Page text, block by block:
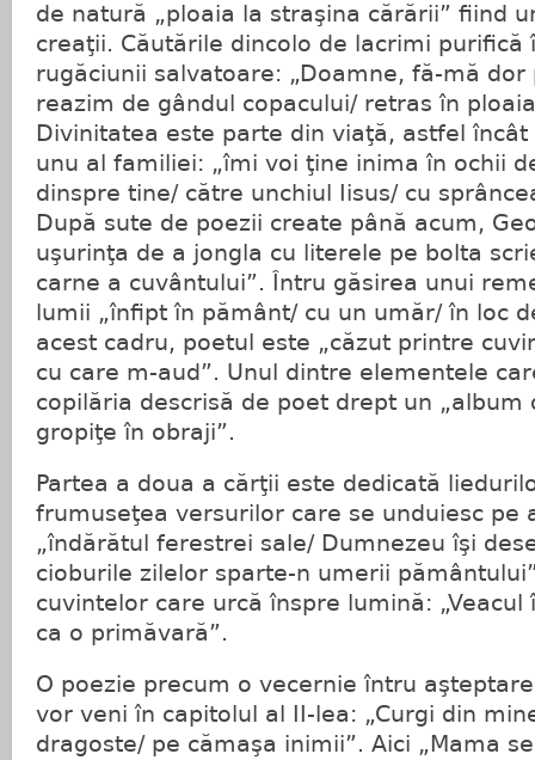
de natură „ploaia la straşina cărării” fiind
creaţii. Căutările dincolo de lacrimi purifică
rugăciunii salvatoare: „Doamne, fă-mă
reazim de gândul copacului/ retras în
Divinitatea este parte din viaţă, astfel
unu al familiei: „îmi voi ţine inima în ochii
dinspre tine/ către unchiul Iisus/ cu
După sute de poezii create până acum,
uşurinţa de a jongla cu literele pe bolta
carne a cuvântului”. Întru găsirea unui
lumii „înfipt în pământ/ cu un umăr/ în loc
acest cadru, poetul este „căzut printre
cu care m-aud”. Unul dintre elementele
copilăria descrisă de poet drept un
gropiţe în obraji”.
Partea a doua a cărţii este dedicată
frumuseţea versurilor care se unduiesc pe
„îndărătul ferestrei sale/ Dumnezeu îşi
cioburile zilelor sparte-n umerii
cuvintelor care urcă înspre lumină:
ca o primăvară”.
O poezie precum o vecernie întru
vor veni în capitolul al II-lea: „Curgi din
dragoste/ pe cămaşa inimii”. Aici „Mama